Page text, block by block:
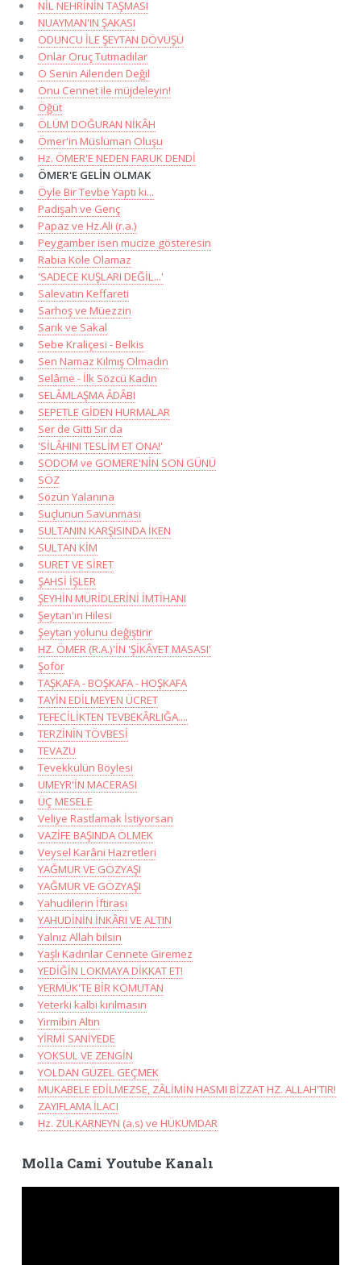
NİL NEHRİNİN TAŞMASI
NUAYMAN'IN ŞAKASI
ODUNCU İLE ŞEYTAN DÖVÜŞÜ
Onlar Oruç Tutmadılar
O Senin Ailenden Değil
Onu Cennet ile müjdeleyin!
Öğüt
ÖLÜM DOĞURAN NİKÂH
Ömer'in Müslüman Oluşu
Hz. ÖMER'E NEDEN FARUK DENDİ
ÖMER'E GELİN OLMAK
Öyle Bir Tevbe Yaptı ki...
Padişah ve Genç
Papaz ve Hz.Ali (r.a.)
Peygamber isen mucize gösteresin
Rabia Köle Olamaz
'SADECE KUŞLARI DEĞİL...'
Salevatın Keffareti
Sarhoş ve Müezzin
Sarık ve Sakal
Sebe Kraliçesi - Belkis
Sen Namaz Kılmış Olmadın
Selâme - İlk Sözcü Kadın
SELÂMLAŞMA ÂDÂBI
SEPETLE GİDEN HURMALAR
Ser de Gitti Sır da
'SİLÂHINI TESLİM ET ONA!'
SODOM ve GOMERE'NİN SON GÜNÜ
SÖZ
Sözün Yalanına
Suçlunun Savunması
SULTANIN KARŞISINDA İKEN
SULTAN KİM
SURET VE SİRET
ŞAHSİ İŞLER
ŞEYHİN MÜRİDLERİNİ İMTİHANI
Şeytan'ın Hilesi
Şeytan yolunu değiştirir
HZ. ÖMER (R.A.)'İN 'ŞİKÂYET MASASI'
Şoför
TAŞKAFA - BOŞKAFA - HOŞKAFA
TAYİN EDİLMEYEN ÜCRET
TEFECİLİKTEN TEVBEKÂRLIĞA....
TERZİNİN TÖVBESİ
TEVAZU
Tevekkülün Böylesi
UMEYR'İN MACERASI
ÜÇ MESELE
Veliye Rastlamak İstiyorsan
VAZİFE BAŞINDA ÖLMEK
Veysel Karâni Hazretleri
YAĞMUR VE GÖZYAŞI
YAĞMUR VE GÖZYAŞI
Yahudilerin İftirası
YAHUDİNİN İNKÂRI VE ALTIN
Yalnız Allah bilsin
Yaşlı Kadınlar Cennete Giremez
YEDİĞİN LOKMAYA DİKKAT ET!
YERMÜK'TE BİR KOMUTAN
Yeterki kalbi kırılmasın
Yirmibin Altın
YİRMİ SANİYEDE
YOKSUL VE ZENGİN
YOLDAN GÜZEL GEÇMEK
MUKABELE EDİLMEZSE, ZÂLİMİN HASMI BİZZAT HZ. ALLAH'TIR!
ZAYIFLAMA İLACI
Hz. ZÜLKARNEYN (a.s) ve HÜKÜMDAR
Molla Cami Youtube Kanalı